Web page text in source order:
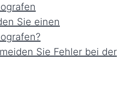
Sie einen
Sie Fehler bei der